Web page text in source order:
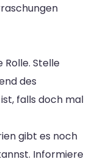
Stelle
des
falls doch mal
gibt es noch
Informiere